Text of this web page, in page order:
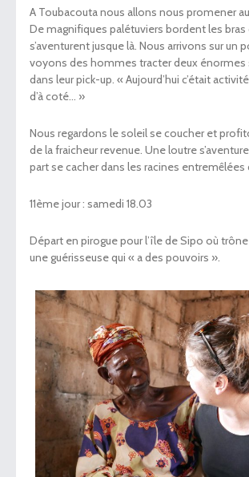
A Toubacouta nous allons nous promener au
De magnifiques palétuviers bordent les bras
s’aventurent jusque là. Nous arrivons sur un
voyons des hommes tracter deux énormes
dans leur pick-up. « Aujourd’hui c’était
d’à coté… »
Nous regardons le soleil se coucher et
de la fraicheur revenue. Une loutre
part se cacher dans les racines entremêlées
11èmejour : samedi 18.03
Départ en pirogue pour l’île de Sipo où trône
une guérisseuse qui « a des pouvoirs ».